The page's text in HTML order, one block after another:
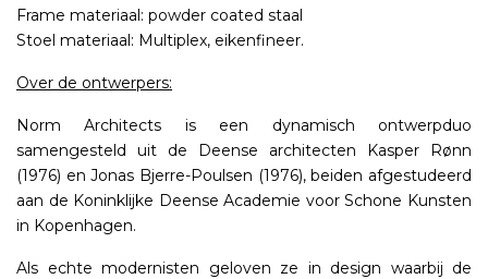
Frame materiaal: powder coated staal
Stoel materiaal: Multiplex, eikenfineer.
Over de ontwerpers:
Norm Architects is een dynamisch ontwerpduo
samengesteld uit de Deense architecten Kasper Rønn
(1976) en Jonas Bjerre-Poulsen (1976), beiden afgestudeerd
aan de Koninklijke Deense Academie voor Schone Kunsten
in Kopenhagen.
Als echte modernisten geloven ze in design waarbij de